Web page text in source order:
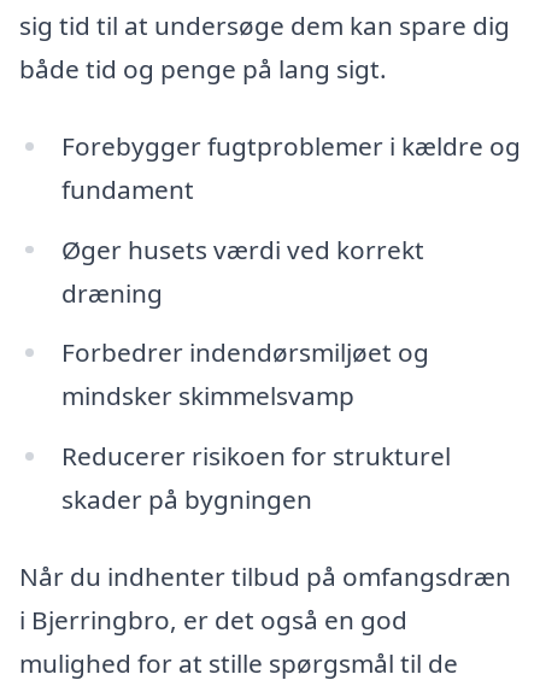
sig tid til at undersøge dem kan spare dig
både tid og penge på lang sigt.
Forebygger fugtproblemer i kældre og
fundament
Øger husets værdi ved korrekt
dræning
Forbedrer indendørsmiljøet og
mindsker skimmelsvamp
Reducerer risikoen for strukturel
skader på bygningen
Når du indhenter tilbud på omfangsdræn
i Bjerringbro, er det også en god
mulighed for at stille spørgsmål til de